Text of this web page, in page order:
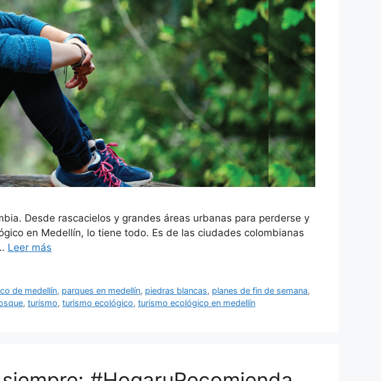
Desde rascacielos y grandes áreas urbanas para perderse y
en Medellín, lo tiene todo. Es de las ciudades colombianas
Leer más
de medellín, parques en medellín, piedras blancas, planes de fin de semana,
, turismo, turismo ecológico, turismo ecológico en medellín